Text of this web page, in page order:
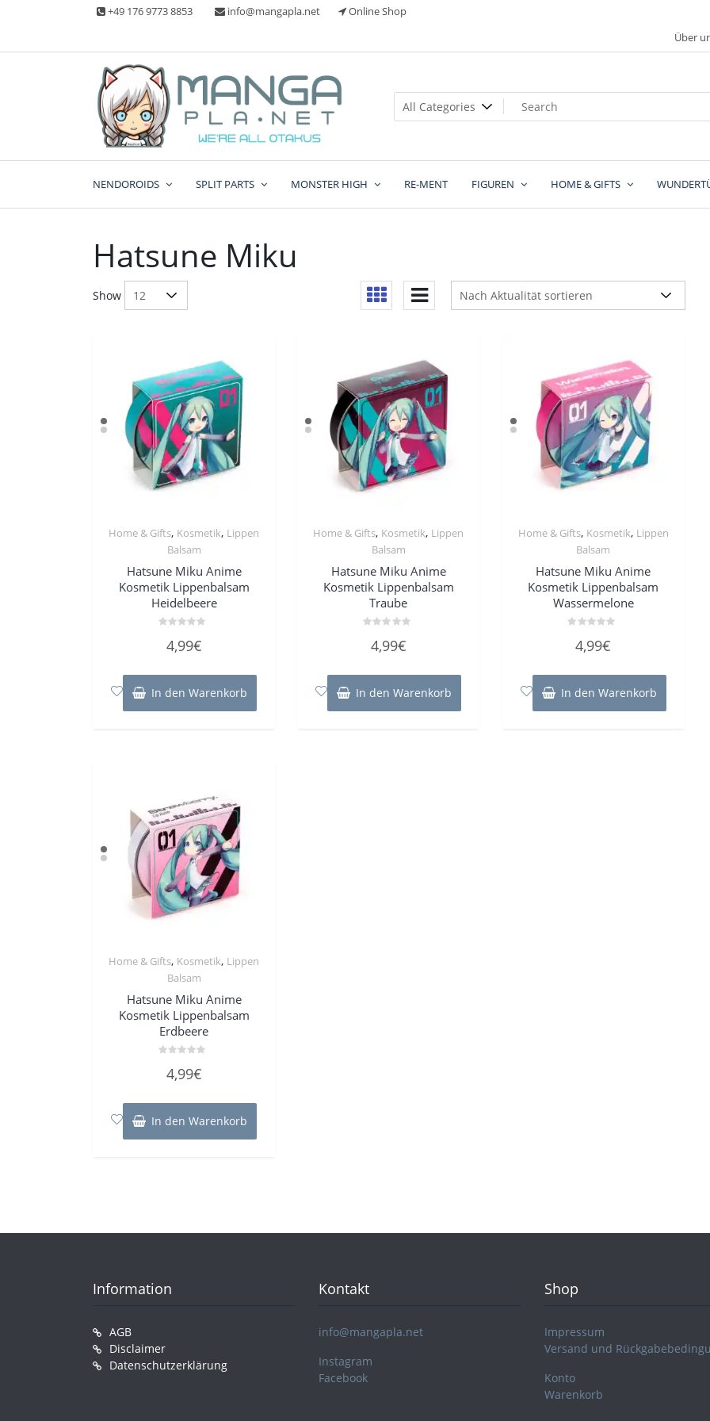
+49 176 9773 8853 info@mangapla.net
Online Shop
Über
Manga Planet
Split Part Online Shop
NENDOROIDS SPLIT PARTS MONSTER HIGH RE-MENT FIGUREN HOME & GIFTS
Hatsune Miku
Show
Home & Gifts, Kosmetik, Lippen
Balsam
Hatsune Miku Anime
Kosmetik Lippenbalsam
Heidelbeere
mit
5
4,99€
In den Warenkorb
Home & Gifts, Kosmetik, Lippen
Balsam
Hatsune Miku Anime
Kosmetik Lippenbalsam
Traube
mit
5
4,99€
In den Warenkorb
Home & Gifts, Kosmetik, Lippen
Balsam
Hatsune Miku Anime
Kosmetik Lippenbalsam
Wassermelone
mit
5
4,99€
In den Warenkorb
Home & Gifts, Kosmetik, Lippen
Balsam
Hatsune Miku Anime
Kosmetik Lippenbalsam
Erdbeere
mit
5
4,99€
In den Warenkorb
Information
AGB
Disclaimer
Datenschutzerklärung
Kontakt
info@mangapla.net
Instagram
Facebook
Shop
Impressum
Versand und
Konto
Warenkorb